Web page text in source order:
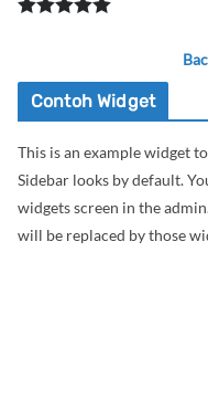
Contoh Widget
This is an example widget
Sidebar looks by default.
widgets screen in the
will be replaced by those